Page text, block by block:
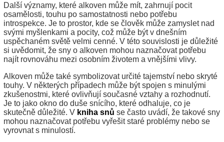
Další významy, které alkoven může mít, zahrnují pocit
osamělosti, touhu po samostatnosti nebo potřebu
introspekce. Je to prostor, kde se člověk může zamyslet nad
svými myšlenkami a pocity, což může být v dnešním
uspěchaném světě velmi cenné. V této souvislosti je důležité
si uvědomit, že sny o alkoven mohou naznačovat potřebu
najít rovnováhu mezi osobním životem a vnějšími vlivy.
Alkoven může také symbolizovat určité tajemství nebo skryté
touhy. V některých případech může být spojen s minulými
zkušenostmi, které ovlivňují současné vztahy a rozhodnutí.
Je to jako okno do duše snícího, které odhaluje, co je
skutečně důležité. V kniha snů se často uvádí, že takové sny
mohou naznačovat potřebu vyřešit staré problémy nebo se
vyrovnat s minulostí.